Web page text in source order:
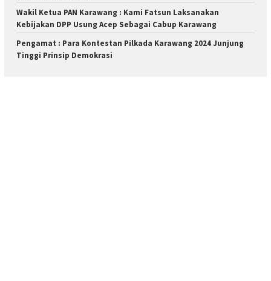
Wakil Ketua PAN Karawang : Kami Fatsun Laksanakan
Kebijakan DPP Usung Acep Sebagai Cabup Karawang
Pengamat : Para Kontestan Pilkada Karawang 2024 Junjung
Tinggi Prinsip Demokrasi